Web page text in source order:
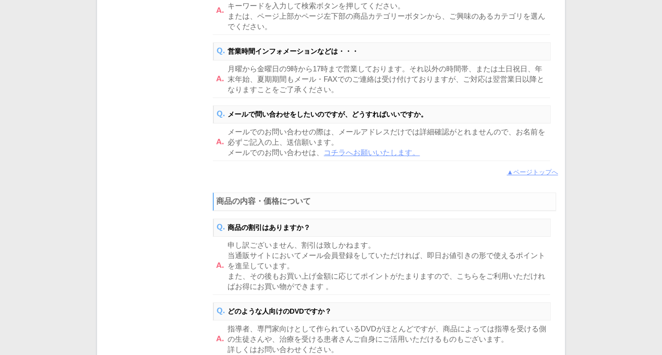
キーワードを入力して検索ボタンを押してください。
または、ページ上部かページ左下部の商品カテゴリーボタンから、ご興味のあるカテゴリを選ん
でください。
営業時間インフォメーションなどは・・・
月曜から金曜日の9時から17時まで営業しております。それ以外の時間帯、または土日祝日、年
末年始、夏期期間もメール・FAXでのご連絡は受け付けておりますが、ご対応は翌営業日以降と
なりますことをご了承ください。
メールで問い合わせをしたいのですが、どうすればいいですか。
メールでのお問い合わせの際は、メールアドレスだけでは詳細確認がとれませんので、お名前を
必ずご記入の上、送信願います。
メールでのお問い合わせは、 コチラへお願いいたします。
▲ページトップへ
商品の内容・価格について
商品の割引はありますか？
申し訳ございません、割引は致しかねます。
当通販サイトにおいてメール会員登録をしていただければ、即日お値引きの形で使えるポイント
を進呈しています。
また、その後もお買い上げ金額に応じてポイントがたまりますので、こちらをご利用いただけれ
ばお得にお買い物ができます 。
どのような人向けのDVDですか？
指導者、専門家向けとして作られているDVDがほとんどですが、商品によっては指導を受ける側
の生徒さんや、治療を受ける患者さんご自身にご活用いただけるものもございます。
詳しくはお問い合わせください。